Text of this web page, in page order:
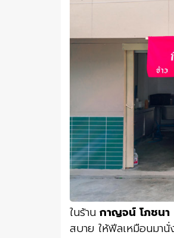
ในร้าน กาญจน์ โภชนา
สบาย ให้ฟีลเหมือนมา